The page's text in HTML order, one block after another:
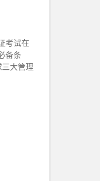
考试在
备条
大管理